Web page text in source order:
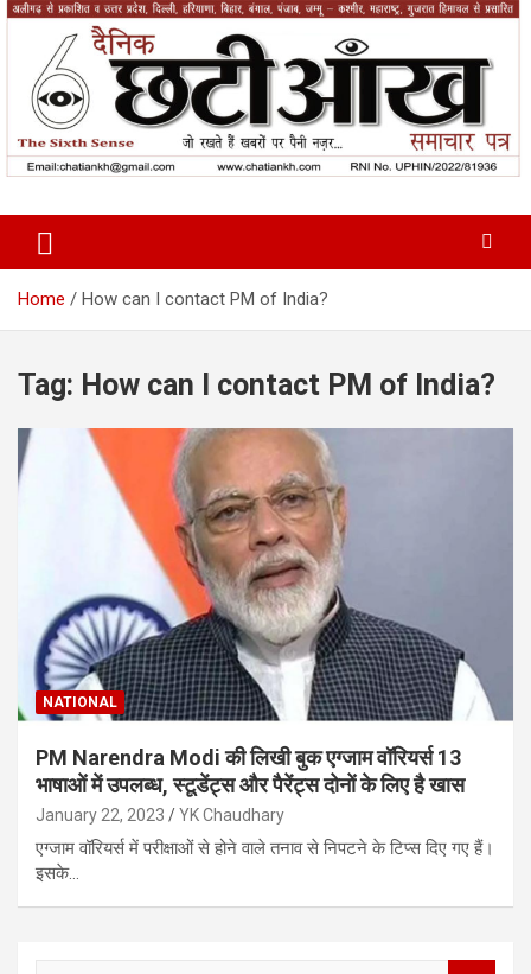
Skip
content
Chatiankh
Home How can I contact PM of India?
Tag: How can I contact PM of India?
NATIONAL
PM Narendra Modi की लिखी बुक एग्जाम वॉरियर्स 13
भाषाओं में उपलब्ध, स्टूडेंट्स और पैरेंट्स दोनों के लिए है खास
January 22, 2023 YK Chaudhary
एग्जाम वॉरियर्स में परीक्षाओं से होने वाले तनाव से निपटने के टिप्स दिए गए हैं।
इसके…